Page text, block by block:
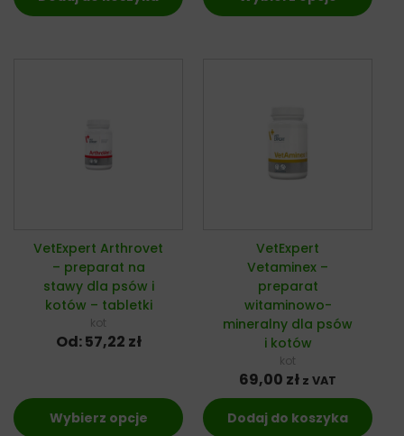
VetExpert Arthrovet
– preparat na
stawy dla psów i
kotów – tabletki
kot
Od:57,22 zł
Wybierz opcje
VetExpert
Vetaminex –
preparat
witaminowo-
mineralny dla psów
i kotów
kot
69,00 zł z VAT
Dodaj do koszyka